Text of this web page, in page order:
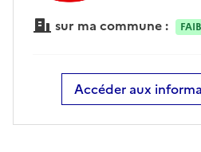
sur ma commune :
Accéder aux